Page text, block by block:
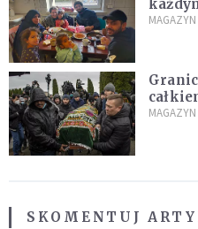
MAGAZYN
MAGAZYN
SKOMENTUJ